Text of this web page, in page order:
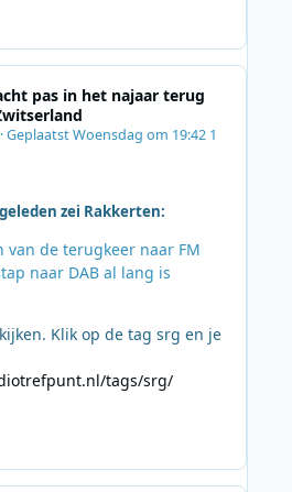
pas in het najaar terug
GeplaatstWoensdag om 19:42 1
zei Rakkerten:
van de terugkeer naar FM
naar DAB al lang is
Klik op de tag srg en je
tags/srg/